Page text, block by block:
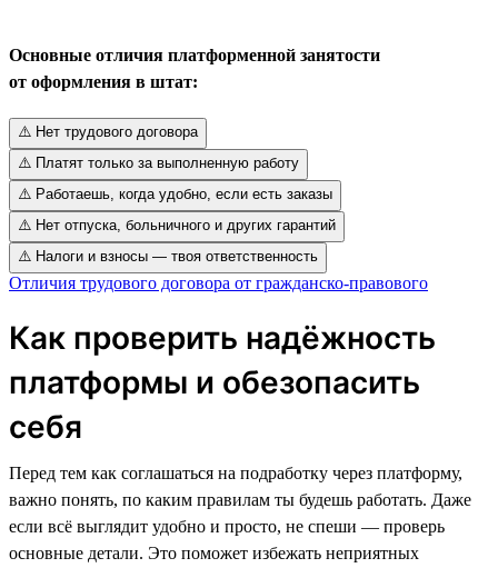
Основные отличия платформенной занятости
от оформления в штат:
⚠️ Нет трудового договора
⚠️ Платят только за выполненную работу
⚠️ Работаешь, когда удобно, если есть заказы
⚠️ Нет отпуска, больничного и других гарантий
⚠️ Налоги и взносы — твоя ответственность
Отличия трудового договора от гражданско-правового
Как проверить надёжность
платформы и обезопасить
себя
Перед тем как соглашаться на подработку через платформу,
важно понять, по каким правилам ты будешь работать. Даже
если всё выглядит удобно и просто, не спеши — проверь
основные детали. Это поможет избежать неприятных